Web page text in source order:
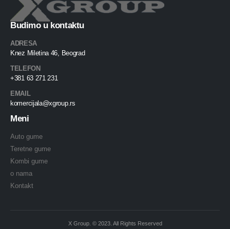
Budimo u kontaktu
ADRESA
Knez Miletina 46, Beograd
TELEFON
+381 63 271 231
EMAIL
komercijala@xgroup.rs
Meni
Auto gume
Teretne gume
Kombi gume
o nama
Kontakt
X Group. © 2023. All Rights Reserved